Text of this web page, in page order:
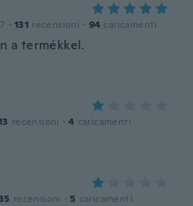
· 131 recensioni · 94 caricamenti
a termékkel.
recensioni · 4 caricamenti
recensioni · 5 caricamenti